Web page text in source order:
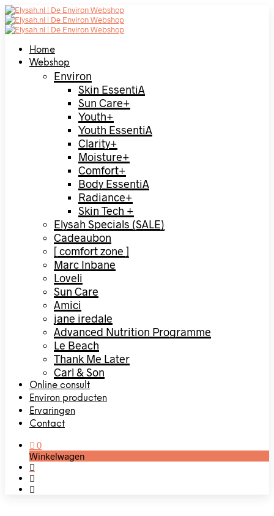
Home
Webshop
Environ
Skin EssentiA
Sun Care+
Youth+
Youth EssentiA
Clarity+
Moisture+
Comfort+
Body EssentiA
Radiance+
Skin Tech +
Elysah Specials (SALE)
Cadeaubon
[ comfort zone ]
Marc Inbane
Loveli
Sun Care
Amici
jane iredale
Advanced Nutrition Programme
Le Beach
Thank Me Later
Carl & Son
Online consult
Environ producten
Ervaringen
Contact
0
Winkelwagen